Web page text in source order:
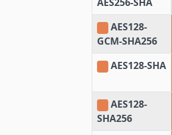
AES128-
GCM-SHA256
AES128-SHA
AES128-
SHA256